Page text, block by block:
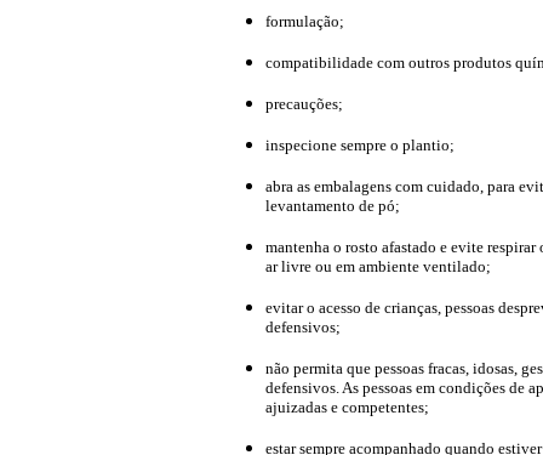
formulação;
compatibilidade com outros produtos
precauções;
inspecione sempre o plantio;
abra as embalagens com cuidado, para
levantamento de pó;
mantenha o rosto afastado e evite
ar livre ou em ambiente ventilado;
evitar o acesso de crianças, pessoas
defensivos;
não permita que pessoas fracas, idosas,
defensivos. As pessoas em condições de
ajuizadas e competentes;
estar sempre acompanhado quando